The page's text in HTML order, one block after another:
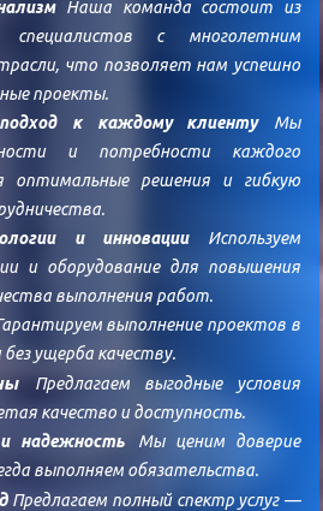
Наша команда состоит из
специалистов с многолетним
что позволяет нам успешно
проекты.
к каждому клиенту
Мы
и потребности каждого
оптимальные решения и гибкую
и инновации
Используем
и оборудование для повышения
выполнения работ.
выполнение проектов в
ущерба качеству.
Предлагаем выгодные условия
качество и доступность.
надежность
Мы ценим доверие
выполняем обязательства.
Предлагаем полный спектр услуг —